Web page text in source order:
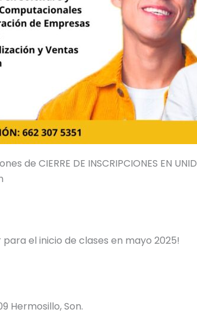
CIERRE DE INSCRIPCIONES EN UNID
el inicio de clases en mayo 2025!
Hermosillo, Son.